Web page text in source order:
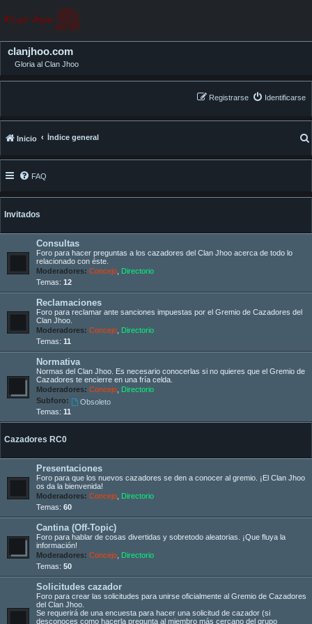
clanjhoo.com
Gloria al Clan Jhoo
Identificarse
Registrarse
Inicio Índice general
FAQ
Invitados
Consultas
Foro para hacer preguntas a los cazadores del Clan Jhoo acerca de todo lo
relacionado con éste.
Moderadores: Concejo Directorio
Temas: 12
Reclamaciones
Foro para reclamar ante sanciones impuestas por el Gremio de Cazadores del
Clan Jhoo.
Moderadores: Concejo Directorio
Temas: 11
Normativa
Normas del Clan Jhoo. Es necesario conocerlas si no quieres que el Gremio de
Cazadores te encierre en una fría celda.
Moderadores: Concejo Directorio
Subforo:
Obsoleto
Temas: 11
Cazadores RC0
Presentaciones
Foro para que los nuevos cazadores se den a conocer al gremio. ¡El Clan Jhoo
os da la bienvenida!
Moderadores: Concejo Directorio
Temas: 60
Cantina (Off-Topic)
Foro para hablar de cosas divertidas y sobretodo aleatorias. ¡Que fluya la
información!
Moderadores: Concejo Directorio
Temas: 50
Solicitudes cazador
Foro para crear las solicitudes para unirse oficialmente al Gremio de Cazadores
del Clan Jhoo.
Se requerirá de una encuesta para hacer una solicitud de cazador (si
desconoces como hacerla pregunta al miembro más cercano del grupo